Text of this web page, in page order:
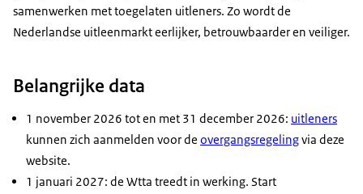
samenwerken met toegelaten uitleners. Zo wordt de
Nederlandse uitleenmarkt eerlijker, betrouwbaarder en veiliger.
Belangrijke data
1 november 2026 tot en met 31 december 2026: uitleners
kunnen zich aanmelden voor de overgangsregelingvia deze
website.
1 januari 2027: de Wtta treedt in werking. Start